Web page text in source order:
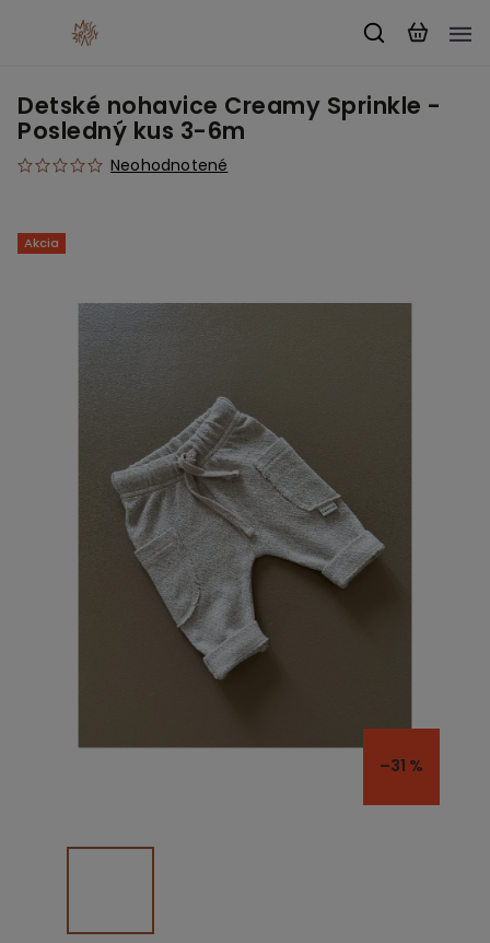
Detské nohavice Creamy Sprinkle -
Posledný kus 3-6m
Neohodnotené
Akcia
–31 %